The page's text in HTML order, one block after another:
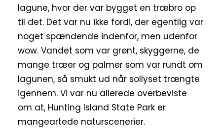
lagune, hvor der var bygget en træbro op
til det. Det var nu ikke fordi, der egentlig var
noget spændende indenfor, men udenfor
wow. Vandet som var grønt, skyggerne, de
mange træer og palmer som var rundt om
lagunen, så smukt ud når sollyset trængte
igennem. Vi var nu allerede overbeviste
om at, Hunting Island State Park er
mangeartede naturscenerier.